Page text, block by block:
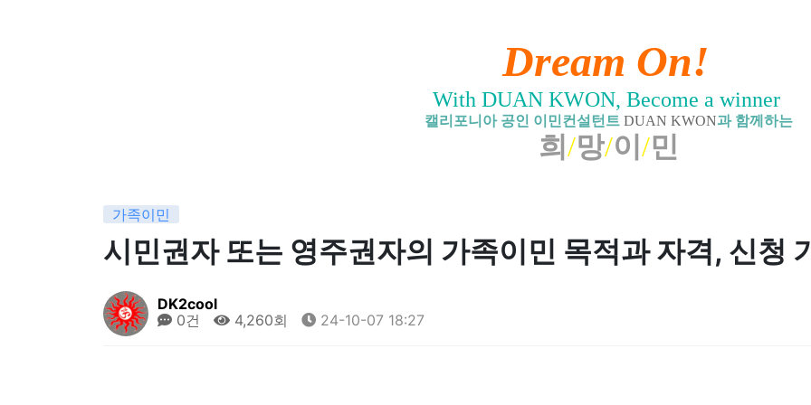
Dream On!
With DUAN KWON, Become a winner
캘리포니아 공인 이민컨설턴트 DUAN KWON과 함께하는
희 /망/이 /민
가족이민
시민권자 또는 영주권자의 가족이민 목적과 자격, 신청
DK2cool
0건
4,260회 24-10-07 18:27